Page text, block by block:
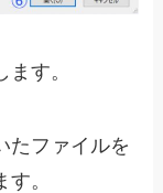
す。
たファイルを
。